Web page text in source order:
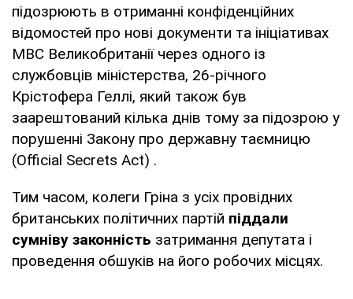
підозрюють в отриманні конфіденційних
відомостей про нові документи та ініціативах
МВС Великобританії через одного із
службовців міністерства, 26-річного
Крістофера Геллі, який також був
заарештований кілька днів тому за підозрою у
порушенні Закону про державну таємницю
(Official Secrets Act) .
Тим часом, колеги Гріна з усіх провідних
британських політичних партій піддали
сумніву законність затримання депутата і
проведення обшуків на його робочих місцях.